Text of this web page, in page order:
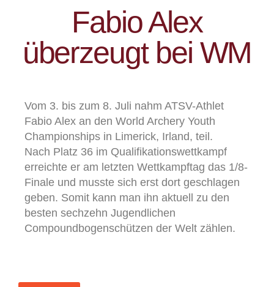
Fabio Alex
überzeugt bei WM
Vom 3. bis zum 8. Juli nahm ATSV-Athlet
Fabio Alex an den World Archery Youth
Championships in Limerick, Irland, teil.
Nach Platz 36 im Qualifikationswettkampf
erreichte er am letzten Wettkampftag das 1/8-
Finale und musste sich erst dort geschlagen
geben. Somit kann man ihn aktuell zu den
besten sechzehn Jugendlichen
Compoundbogenschützen der Welt zählen.